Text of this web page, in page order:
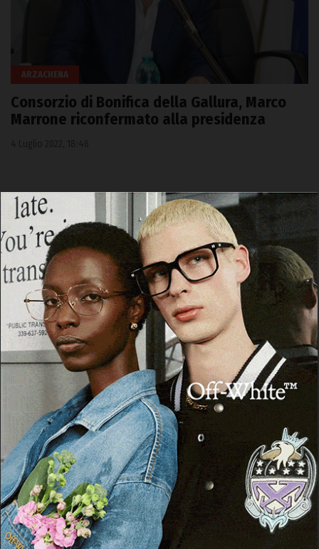
ARZACHENA
Consorzio di Bonifica della Gallura, Marco
Marrone riconfermato alla presidenza
Cerca
Cerca
Facebook
Threads
Instagram
X YouTube